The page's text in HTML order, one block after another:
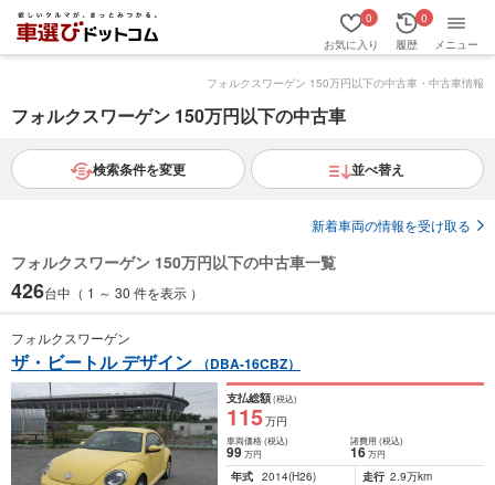
お気に入り
0
履歴
0
メニュー
フォルクスワーゲン 150万円以下の中古車・中古車情報
フォルクスワーゲン 150万円以下の中古車
検索条件を変更 並べ替え
新着車両の情報を受け取る
フォルクスワーゲン 150万円以下の中古車一覧
426台中（ 1 ～ 30 件を表示 ）
フォルクスワーゲン
ザ・ビートル デザイン （DBA-16CBZ）
支払総額(税込)
115万円
車両価格(税込)
99万円
諸費用 (税込)
16 万円
年式 2014(H26) 走行 2.9万km